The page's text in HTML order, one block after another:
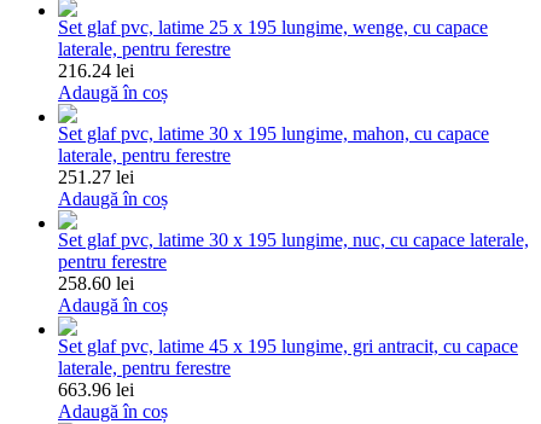
Set glaf pvc, latime 25 x 195 lungime, wenge, cu capace
laterale, pentru ferestre
216.24 lei
Adaugă în coș
Set glaf pvc, latime 30 x 195 lungime, mahon, cu capace
laterale, pentru ferestre
251.27 lei
Adaugă în coș
Set glaf pvc, latime 30 x 195 lungime, nuc, cu capace laterale,
pentru ferestre
258.60 lei
Adaugă în coș
Set glaf pvc, latime 45 x 195 lungime, gri antracit, cu capace
laterale, pentru ferestre
663.96 lei
Adaugă în coș